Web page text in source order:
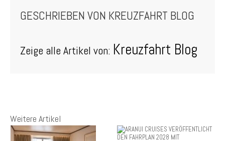
GESCHRIEBEN VON KREUZFAHRT BLOG
Zeige alle Artikel von: Kreuzfahrt Blog
Weitere Artikel